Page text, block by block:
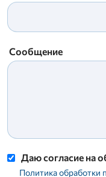
Сообщение
Даю согласие на
Политика обработки